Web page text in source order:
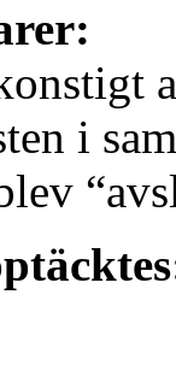
i